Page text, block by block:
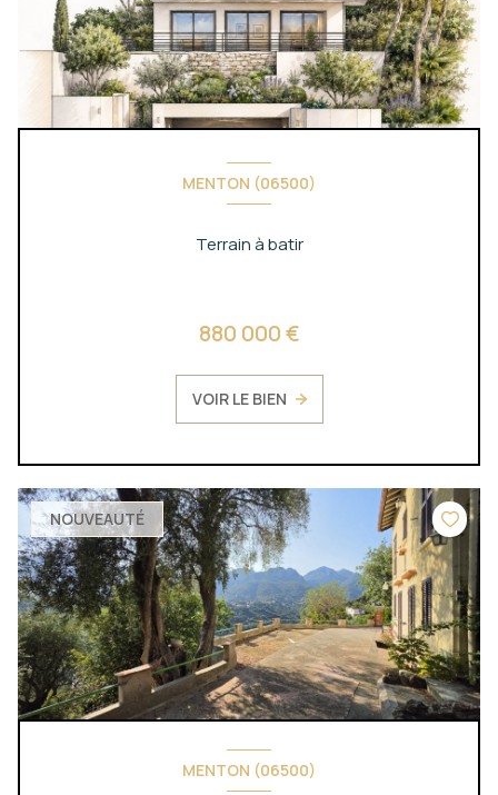
MENTON (06500)
Terrain à batir
880 000 €
VOIR LE BIEN
NOUVEAUTÉ
MENTON (06500)